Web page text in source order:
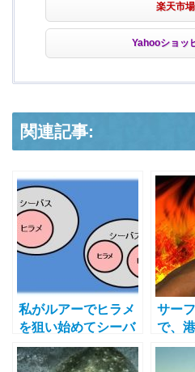
楽天市場
Yahooショッ
関連記事:
私がルアーでヒラメ
を狙い始めてシーバ
スとヒラメについて
思ったこと
サー
で、
ャッ